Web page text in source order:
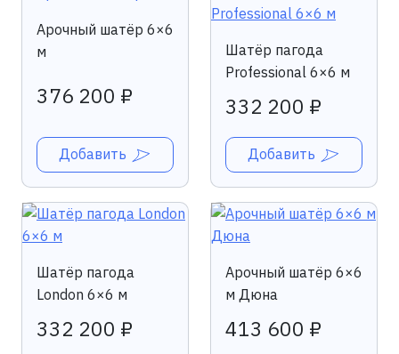
Арочный шатёр 6×6
м
376 200 ₽
Добавить
Шатёр пагода
Professional 6×6 м
332 200 ₽
Добавить
Шатёр пагода
London 6×6 м
332 200 ₽
Арочный шатёр 6×6
м Дюна
413 600 ₽